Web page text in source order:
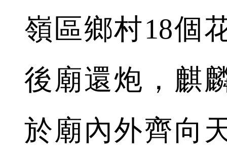
嶺區鄉村18個
後廟還炮，麒
於廟內外齊向